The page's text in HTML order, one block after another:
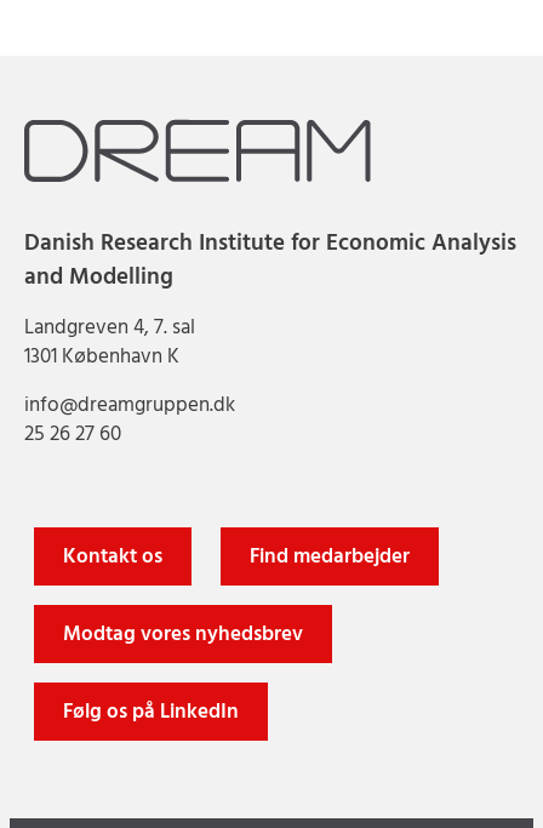
Danish Research Institute for Economic Analysis
and Modelling
Landgreven 4, 7. sal
1301 København K
info@dreamgruppen.dk
25 26 27 60
Kontakt os Find medarbejder
Modtag vores nyhedsbrev
Følg os på LinkedIn